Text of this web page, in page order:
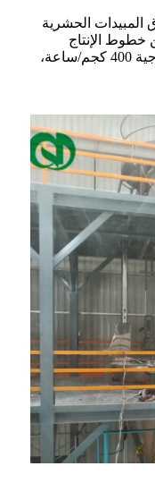
الحشرية
الإنتاج
المستمرة QDF-400 WP، القدرة الإنتاجية 400 كجم/ساعة،